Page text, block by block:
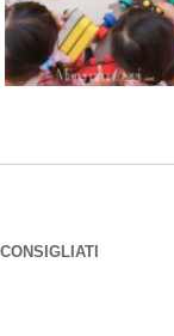
CONSIGLIATI